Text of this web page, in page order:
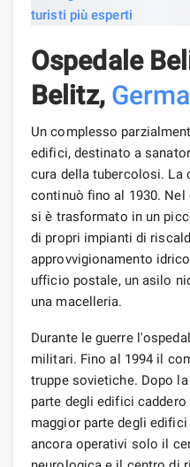
Ospedale
Belitz,
Un complesso
edifici, destinato a
cura della tubercolosi. La
continuò fino al 1930.
si è trasformato in un
di propri impianti di
approvvigionamento
ufficio postale, un asilo
una macelleria.
Durante le guerre
militari. Fino al 1994 il
truppe sovietiche. Dopo
parte degli edifici
maggior parte degli
ancora operativi solo il